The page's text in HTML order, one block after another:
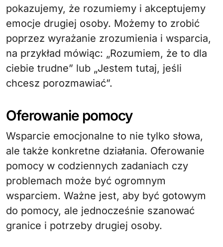
pokazujemy, że rozumiemy i akceptujemy
emocje drugiej osoby. Możemy to zrobić
poprzez wyrażanie zrozumienia i wsparcia,
na przykład mówiąc: „Rozumiem, że to dla
ciebie trudne” lub „Jestem tutaj, jeśli
chcesz porozmawiać”.
Oferowanie pomocy
Wsparcie emocjonalne to nie tylko słowa,
ale także konkretne działania. Oferowanie
pomocy w codziennych zadaniach czy
problemach może być ogromnym
wsparciem. Ważne jest, aby być gotowym
do pomocy, ale jednocześnie szanować
granice i potrzeby drugiej osoby.